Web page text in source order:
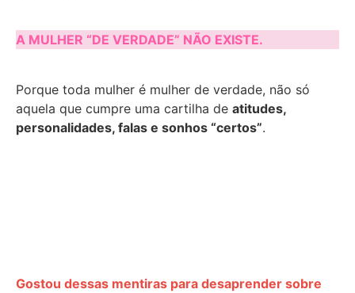
A MULHER “DE VERDADE” NÃO EXISTE.
Porque toda mulher é mulher de verdade, não só
aquela que cumpre uma cartilha de atitudes,
personalidades, falas e sonhos “certos”.
Gostou dessas mentiras para desaprender sobre